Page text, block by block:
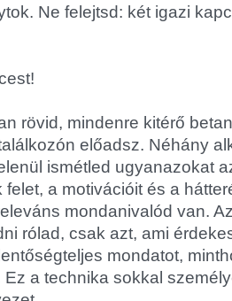
Ne felejtsd: két igazi
rövid, mindenre kitérő
előadsz. Néhány
ismétled ugyanazokat
felet, a motivációit és a
mondanivalód van.
rólad, csak azt, ami
mondatot,
a technika sokkal